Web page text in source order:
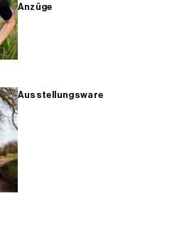
Anzüge
Ausstellungsware